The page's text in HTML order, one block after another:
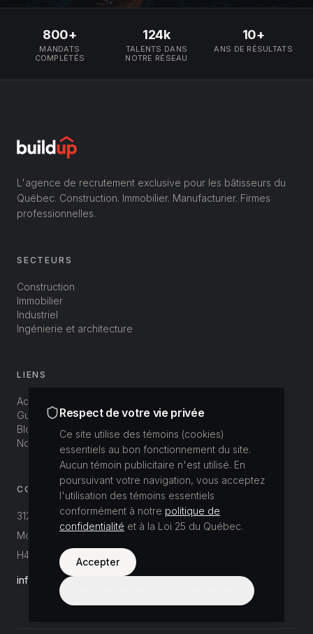
800+
MANDATS
COMPLÉTÉS
124k
TALENTS DANS
NOTRE RÉSEAU
10+
ANS DE RÉSULTATS
L'agence de recrutement exclusive pour les bâtisseurs du
Québec. Construction. Immobilier. Manufacturier. Firmes
professionnelles.
SECTEURS
Construction
Immobilier
Industriel
Ingénierie et architecture
LIENS
Accueil
Guide salarial
Blogue
Nous joindre
CONTACT
312-3800 St-Patrick
Montréal, Québec, Canada
H4E 1A4
info@buildup.ca
Respect de votre vie privée
Ce site utilise des témoins (cookies)
essentiels au bon fonctionnement du site.
Aucun témoin publicitaire n'est utilisé. En
poursuivant votre navigation, vous acceptez
l'utilisation des témoins essentiels
conformément à notre politique de
confidentialité et à la Loi 25 du Québec.
Accepter